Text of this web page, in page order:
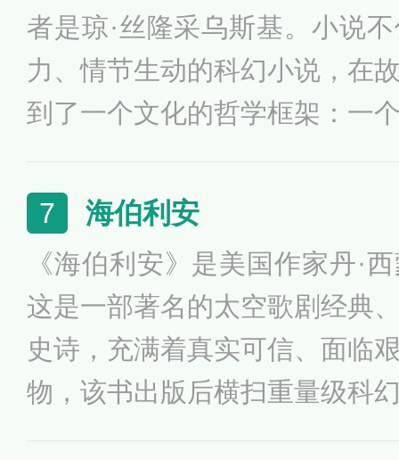
者是琼·丝隆采乌斯基。小说
力、情节生动的科幻小说，在
到了一个文化的哲学框架：一
象，从开始直到看完之后很久
泽洋之星文化的温暖之中。该
最为优秀的科幻作品。一个物
实力超强的石头星球，征服了
···
7 海伯利安
《海伯利安》是美国作家丹·
这是一部著名的太空歌剧经典
史诗，充满着真实可信、面临
物，该书出版后横扫重量级科